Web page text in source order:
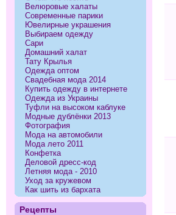
Велюровые халаты
Современные парики
Ювелирные украшения
Выбираем одежду
Сари
Домашний халат
Тату Крылья
Одежда оптом
Свадебная мода 2014
Купить одежду в интернете
Одежда из Украины
Туфли на высоком каблуке
Модные дублёнки 2013
Фотография
Мода на автомобили
Мода лето 2011
Конфетка
Деловой дресс-код
Летняя мода - 2010
Уход за кружевом
Как шить из бархата
Рецепты